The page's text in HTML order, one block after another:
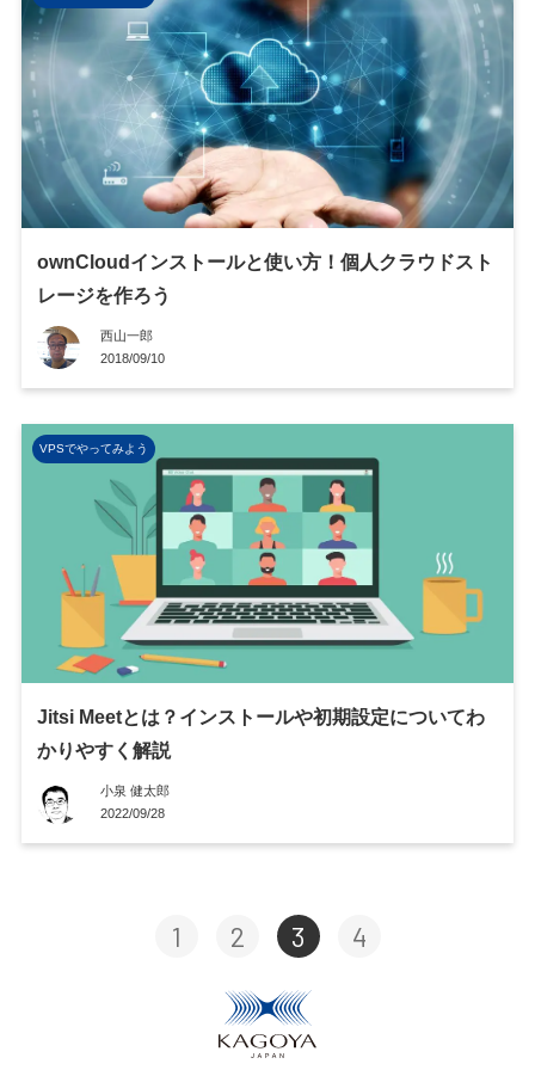
ownCloudインストールと使い方！個人クラウドスト
レージを作ろう
西山一郎
2018/09/10
VPSでやってみよう
Jitsi Meetとは？インストールや初期設定についてわ
かりやすく解説
小泉 健太郎
2022/09/28
1 2 3 4